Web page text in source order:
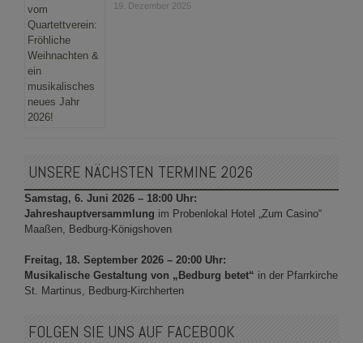
19. Dezember 2025
UNSERE NÄCHSTEN TERMINE 2026
Samstag, 6. Juni 2026 – 18:00 Uhr:
Jahreshauptversammlung im Probenlokal Hotel „Zum Casino“
Maaßen, Bedburg-Königshoven
Freitag, 18. September 2026 – 20:00 Uhr:
Musikalische Gestaltung von „Bedburg betet“ in der Pfarrkirche
St. Martinus, Bedburg-Kirchherten
FOLGEN SIE UNS AUF FACEBOOK